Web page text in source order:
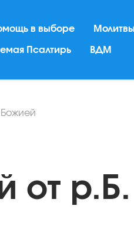
в выборе Молитвы
Псалтирь ВДМ
р.Б.